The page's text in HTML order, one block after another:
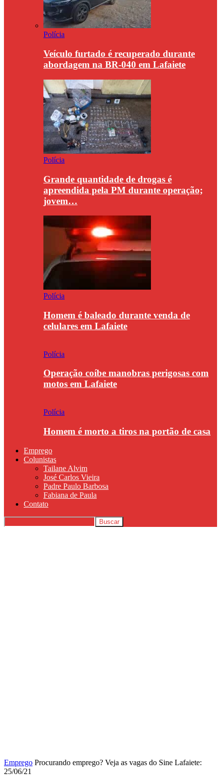
Polícia
Veículo furtado é recuperado durante
abordagem na BR-040 em Lafaiete
Polícia
Grande quantidade de drogas é
apreendida pela PM durante operação;
jovem…
Polícia
Homem é baleado durante venda de
celulares em Lafaiete
Polícia
Operação coíbe manobras perigosas com
motos em Lafaiete
Polícia
Homem é morto a tiros na portão de casa
Emprego
Colunistas
Tailane Alvim
José Carlos Vieira
Padre Paulo Barbosa
Fabiana de Paula
Contato
Emprego Procurando emprego? Veja as vagas do Sine Lafaiete:
25/06/21